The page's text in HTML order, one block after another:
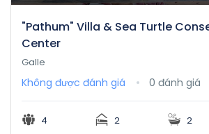
"Pathum" Villa & Sea Turtle
Center
Galle
Không được đánh giá 0 đánh giá
4 2 2